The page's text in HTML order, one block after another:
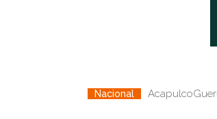
Nacional Acapulco